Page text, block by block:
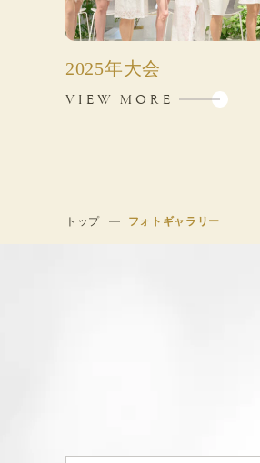
2025年大会
VIEW MORE
トップ フォトギャラリー